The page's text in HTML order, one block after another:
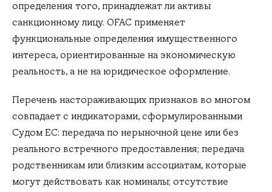
определения того, принадлежат ли активы
санкционному лицу. OFAC применяет
функциональные определения имущественного
интереса, ориентированные на экономическую
реальность, а не на юридическое оформление.
Перечень настораживающих признаков во многом
совпадает с индикаторами, сформулированными
Судом ЕС: передача по нерыночной цене или без
реального встречного предоставления; передача
родственникам или близким ассоциатам, которые
могут действовать как номиналы; отсутствие